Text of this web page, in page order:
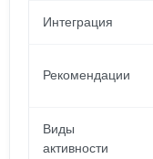
Интеграция
Рекомендации
Виды
активности